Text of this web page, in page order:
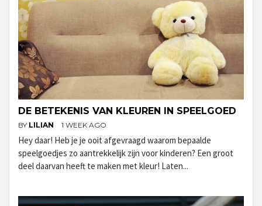
DE BETEKENIS VAN KLEUREN IN SPEELGOED
BY LILIAN 1 WEEK AGO
Hey daar! Heb je je ooit afgevraagd waarom bepaalde
speelgoedjes zo aantrekkelijk zijn voor kinderen? Een groot
deel daarvan heeft te maken met kleur! Laten...